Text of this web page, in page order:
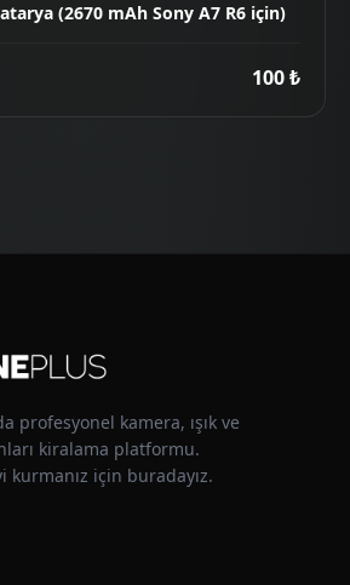
(2670 mAh Sony A7 R6 için)
100 ₺
profesyonel kamera, ışık ve
kiralama platformu.
kurmanız için buradayız.